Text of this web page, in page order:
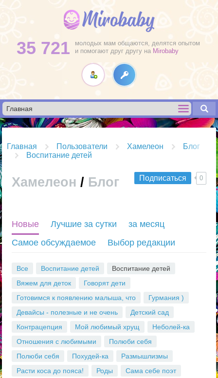
35 721
молодых мам общаются, делятся опытом
и помогают друг другу на Mirobaby
Главная Пользователи Хамелеон
Блог
Воспитание детей
Подписаться 0
Хамелеон / Блог
S
S
Новые Лучшие за сутки
за месяц
Самое обсуждаемое
Выбор редакции
Все Воспитание детей
Воспитание детей
Вяжем для деток
Говорят дети
Готовимся к появлению малыша, что
Гурмания )
Девайсы - полезные и не очень
Детский сад
Контрацепция
Мой любимый хрущ
Неболей-ка
Отношения с любимыми
Полюби себя
Полюби себя
Похудей-ка
Размышлизмы
Расти коса до пояса!
Роды
Сама себе поэт